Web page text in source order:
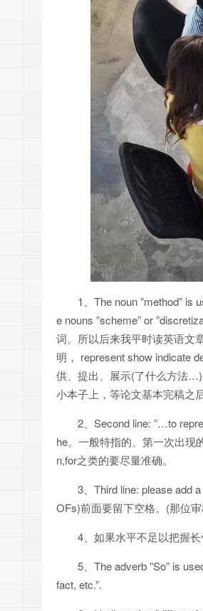
1、The noun ”method”
e nouns ”scheme” or
词。所以后来我平时读英语文
明， represent show indicate
供、提出、展示(了什么方法
小本子上，等论文基本完稿之
2、Second line: ”…to
he。一般特指的、第一次出现
n,for之类的要尽量准确。
3、Third line: please add
OFs)前面要留下空格。(那位审
4、如果水平不足以把握
5、The adverb ”So” is
fact, etc.”.